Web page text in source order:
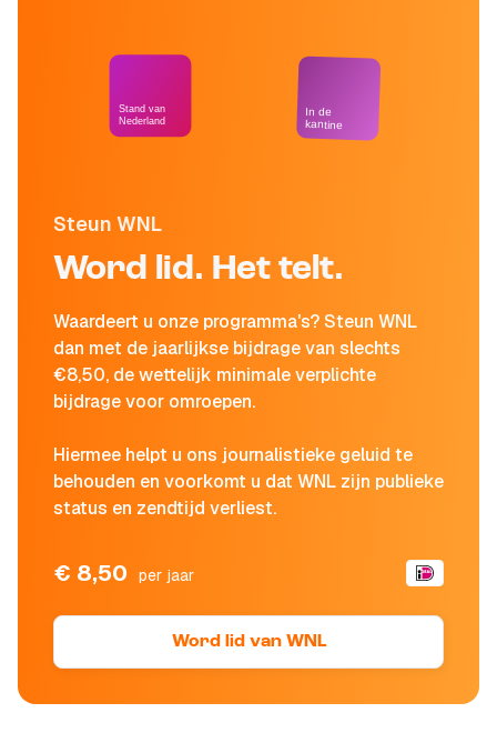
Steun WNL
Word lid. Het telt.
Waardeert u onze programma's? Steun WNL
dan met de jaarlijkse bijdrage van slechts
€8,50, de wettelijk minimale verplichte
bijdrage voor omroepen.
Hiermee helpt u ons journalistieke geluid te
behouden en voorkomt u dat WNL zijn publieke
status en zendtijd verliest.
€ 8,50 per jaar
Word lid van WNL
Stand van
Nederland
In de
kantine